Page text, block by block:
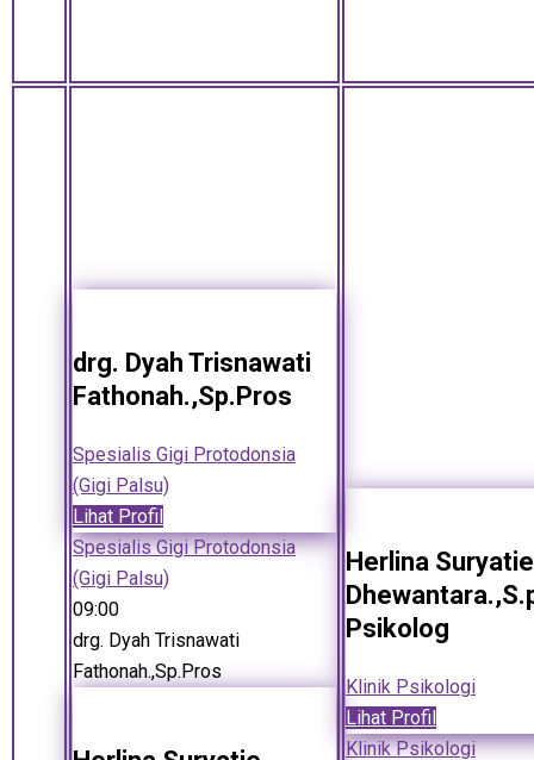
drg. Dyah Trisnawati
Fathonah.,Sp.Pros
Spesialis Gigi Protodonsia
(Gigi Palsu)
Lihat Profil
Spesialis Gigi Protodonsia
(Gigi Palsu)
09:00
drg. Dyah Trisnawati
Fathonah.,Sp.Pros
Herlina Suryatie
Psikolog
Klinik Psikologi
Lihat Profil
Klinik Psikologi